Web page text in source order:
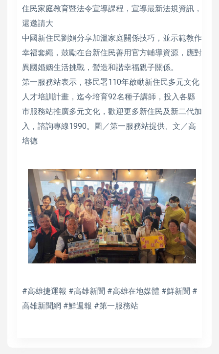
住民家庭教育暨法令宣導課程，宣導最新法規資訊，
還邀請大
中國新住民劉娟分享加溫家庭關係技巧，並示範教作
幸福套繩，鼓勵在台新住民善用官方輔導資源，應對
異國婚姻生活挑戰，營造和諧幸福親子關係。
第一服務站表示，移民署110年啟動新住民多元文化
人才培訓計畫，迄今培育92名種子講師，投入各縣
市服務站推廣多元文化，歡迎更多新住民及新二代加
入，諮詢專線1990。圖／第一服務站提供、文／高
培德
#高雄捷運報 #高雄新聞 #高雄在地媒體 #鮮新聞 #
高雄新聞網 #鮮週報 #第一服務站